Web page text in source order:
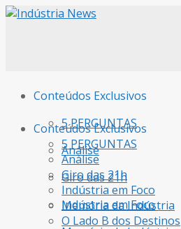
Conteúdos Exclusivos
5 PERGUNTAS
Análise
Giro das 21h
Indústria em Foco
Conteúdos Exclusivos
5 PERGUNTAS
Análise
Giro das 21h
Indústria em Foco
Memória da Indústria
O Lado B dos Destinos